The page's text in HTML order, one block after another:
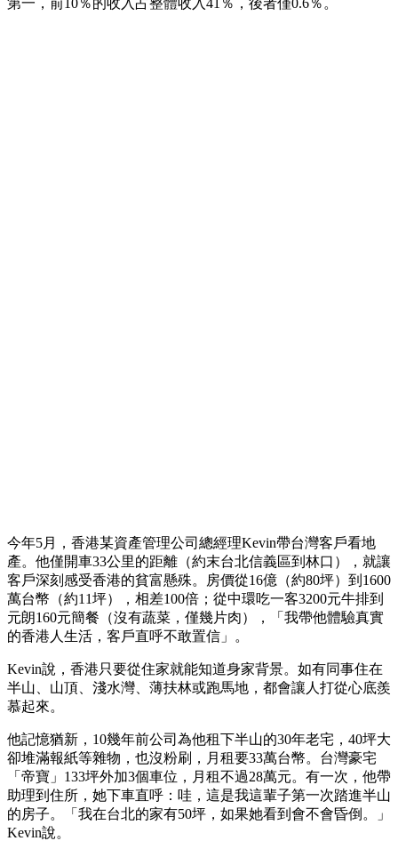
今年5月，香港某資產管理公司總經理Kevin帶台灣客戶看地
產。他僅開車33公里的距離（約末台北信義區到林口），就讓
客戶深刻感受香港的貧富懸殊。房價從16億（約80坪）到1600
萬台幣（約11坪），相差100倍；從中環吃一客3200元牛排到
元朗160元簡餐（沒有蔬菜，僅幾片肉），「我帶他體驗真實
的香港人生活，客戶直呼不敢置信」。
Kevin說，香港只要從住家就能知道身家背景。如有同事住在
半山、山頂、淺水灣、薄扶林或跑馬地，都會讓人打從心底羨
慕起來。
他記憶猶新，10幾年前公司為他租下半山的30年老宅，40坪大
卻堆滿報紙等雜物，也沒粉刷，月租要33萬台幣。台灣豪宅
「帝寶」133坪外加3個車位，月租不過28萬元。有一次，他帶
助理到住所，她下車直呼：哇，這是我這輩子第一次踏進半山
的房子。「我在台北的家有50坪，如果她看到會不會昏倒。」
Kevin說。